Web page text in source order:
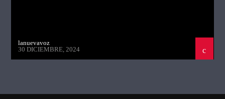
lanuevavoz
30 DICIEMBRE, 2024